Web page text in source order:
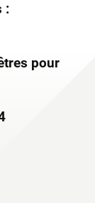
:
pour